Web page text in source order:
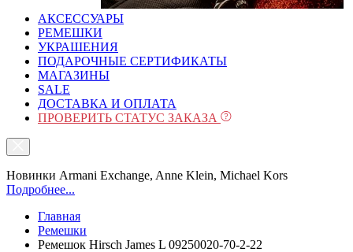
АКСЕССУАРЫ
РЕМЕШКИ
УКРАШЕНИЯ
ПОДАРОЧНЫЕ СЕРТИФИКАТЫ
МАГАЗИНЫ
SALE
ДОСТАВКА И ОПЛАТА
ПРОВЕРИТЬ СТАТУС ЗАКАЗА
Новинки Armani Exchange, Anne Klein, Michael Kors
Подробнее...
Главная
Ремешки
Ремешок Hirsch James L 09250020-70-2-22